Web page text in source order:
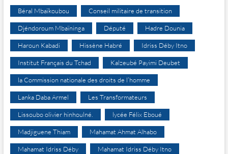
Béral Mbaïkoubou Conseil militaire de transition
Djéndoroum Mbaïninga Député Hadre Dounia
Haroun Kabadi Hissène Habré Idriss Déby Itno
Institut Français du Tchad Kalzeubé Payimi Deubet
la Commission nationale des droits de l’homme
Lanka Daba Armel Les Transformateurs
Lissoubo olivier hinhoulné. lycée Félix Eboué
Madjiguene Thiam Mahamat Ahmat Alhabo
Mahamat Idriss Déby Mahamat Idriss Déby Itno